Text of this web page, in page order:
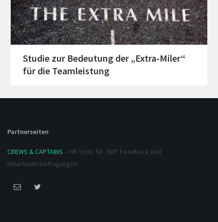
Studie zur Bedeutung der „Extra-Miler“
für die Teamleistung
Partnerseiten
CREWS & CAPTAINS – HR Tools für 360° Feedback und
Mitarbeiterbefragungen